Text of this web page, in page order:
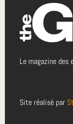
Le magazine des
Site réalisé par